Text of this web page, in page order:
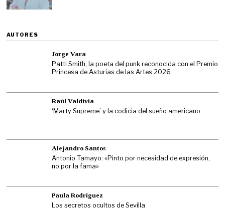
AUTORES
Jorge Vara
Patti Smith, la poeta del punk reconocida con el Premio
Princesa de Asturias de las Artes 2026
Raúl Valdivia
‘Marty Supreme’ y la codicia del sueño americano
Alejandro Santos
Antonio Tamayo: «Pinto por necesidad de expresión,
no por la fama»
Paula Rodríguez
Los secretos ocultos de Sevilla